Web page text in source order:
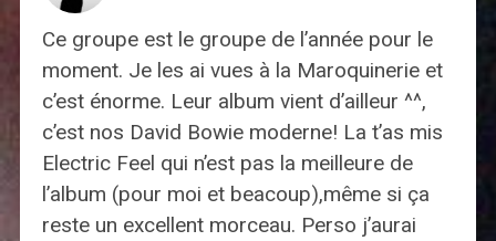
Ce groupe est le groupe de l’année pour le
moment. Je les ai vues à la Maroquinerie et
c’est énorme. Leur album vient d’ailleur ^^,
c’est nos David Bowie moderne! La t’as mis
Electric Feel qui n’est pas la meilleure de
l’album (pour moi et beacoup),même si ça
reste un excellent morceau. Perso j’aurai